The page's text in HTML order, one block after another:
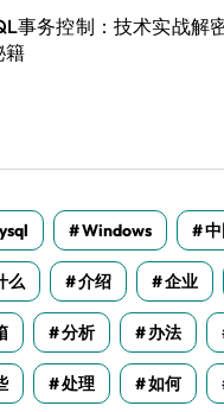
事务控制：技术实战解
籍
Windows
么 介绍 企业
分析 办法
处理 如何